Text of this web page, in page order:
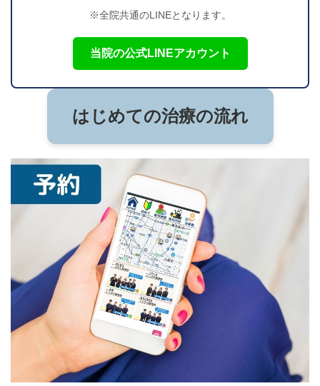
※全院共通のLINEとなります。
当院の公式LINEアカウント
はじめての治療の流れ